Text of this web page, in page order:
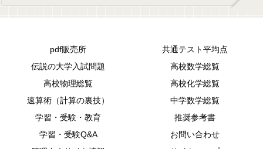
pdf販売所
共通テスト平均点
伝説の大学入試問題
高校数学総覧
高校物理総覧
高校化学総覧
速算術（計算の裏技）
中学数学総覧
学習・受験・教育
推奨参考書
学習・受験Q&A
お問い合わせ